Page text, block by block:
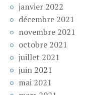
janvier 2022
décembre 2021
novembre 2021
octobre 2021
juillet 2021
juin 2021
mai 2021